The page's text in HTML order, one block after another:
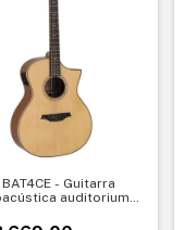
- Guitarra
auditorium